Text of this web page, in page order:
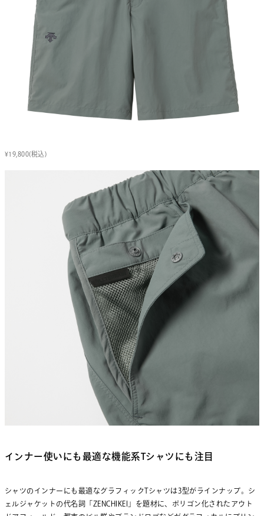
¥19,800(税込)
インナー使いにも最適な機能系Tシャツにも注目
シャツのインナーにも最適なグラフィックTシャツは3型がラインナップ。シ
ェルジャケットの代名詞「ZENCHIKEI」を題材に、ポリゴン化されたアウト